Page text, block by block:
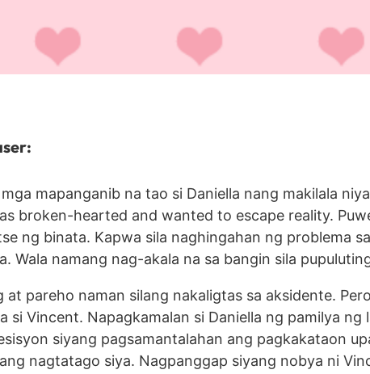
mapanganib na tao si Daniella nang makilala
broken-hearted and wanted to escape reality.
ng binata. Kapwa sila naghingahan ng problema
Wala namang nag-akala na sa bangin sila
at pareho naman silang nakaligtas sa aksidente.
si Vincent. Napagkamalan si Daniella ng pamilya
siyang pagsamantalahan ang pagkakataon
nagtatago siya. Nagpanggap siyang nobya ni